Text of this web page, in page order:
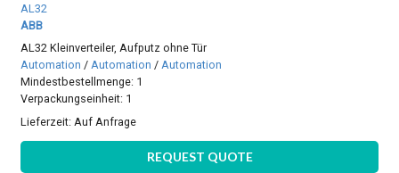
AL32
ABB
AL32 Kleinverteiler, Aufputz ohne Tür
Automation /Automation /Automation
Mindestbestellmenge: 1
Verpackungseinheit: 1
Lieferzeit: Auf Anfrage
REQUEST QUOTE